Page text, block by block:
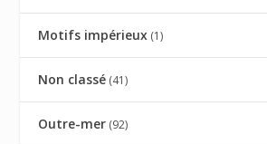
Motifs impérieux (1)
Non classé (41)
Outre-mer (92)